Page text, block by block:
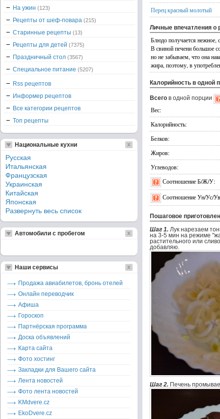
Перец красный молотый
Личные впечатления о
Блюдо получается нежное,
В свиной печени большое
но не забываем, что она
жира, поэтому, в
Калорийность в одной
Всего в одной порции
Вес:
Калорийность:
Белков:
Жиров:
Углеводов:
Соотношение Б/Ж/У:
Соотношение Ун/Ус/
Пошаговое
Шаг 1. Лук нарезаем
на 3-5 мин на режиме
растительного или
добавляю.
Шаг 2. Печень
На ужин (123)
Рецепты от шеф-повара (215)
Старинные рецепты (13)
Рецепты для детей (7375)
Праздничный стол (3567)
Специальное питание (5207)
Rss рецептов
Информер рецептов
Все категории рецептов
Топ рецепты
Национальные кухни
Русская
Итальянская
Французская
Украинская
Китайская
Японская
Развернуть весь список
Автомобили с пробегом
Наши сервисы
Продажа авиабилетов, бронь отелей
Онлайн переводчик
Афиша
Гороскоп
Партнёрская программа
Доска объявлений
Карта сайта
Фото хостинг
Закладки для Вашего сайта
Лента новостей
Фото лента новостей
KMdvere.cz
EkoDvere.cz